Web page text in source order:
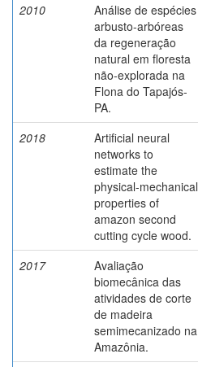
2010
Análise de espécies
arbusto-arbóreas
da regeneração
natural em floresta
não-explorada na
Flona do Tapajós-
PA.
2018
Artificial neural
networks to
estimate the
physical-mechanical
properties of
amazon second
cutting cycle wood.
2017
Avaliação
biomecânica das
atividades de corte
de madeira
semimecanizado na
Amazônia.